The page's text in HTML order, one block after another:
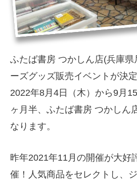
ふたば書房 つかしん店(兵庫県
ーズグッズ販売イベントが決
2022年8月4日（木）から9月
ヶ月半、ふたば書房 つかしん
なります。
昨年2021年11月の開催が大好
催！人気商品をセレクトし、